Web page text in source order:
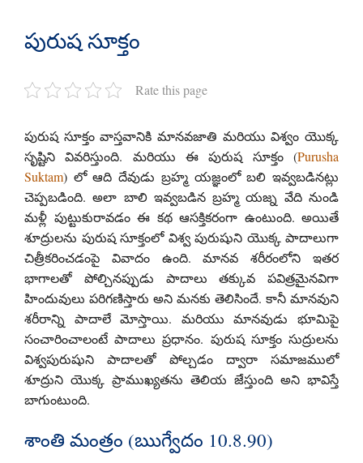
పురుష సూక్తం
Rate this page
పురుష సూక్తం వాస్తవానికి మానవజాతి మరియు విశ్వం యొక్క
సృష్టిని వివరిస్తుంది. మరియు ఈ పురుష సూక్తం (Purusha
Suktam) లో ఆది దేవుడు బ్రహ్మ యజ్ఞంలో బలి ఇవ్వబడినట్లు
చెప్పబడింది. అలా బాలి ఇవ్వబడిన బ్రహ్మ యజ్న వేది నుండి
మళ్లీ పుట్టుకురావడం ఈ కథ ఆసక్తికరంగా ఉంటుంది. అయితే
శూద్రులను పురుష సూక్తంలో విశ్వ పురుషుని యొక్క పాదాలుగా
చిత్రీకరించడంపై వివాదం ఉంది. మానవ శరీరంలోని ఇతర
భాగాలతో పోల్చినప్పుడు పాదాలు తక్కువ పవిత్రమైనవిగా
హిందువులు పరిగణిస్తారు అని మనకు తెలిసిందే. కానీ మానవుని
శరీరాన్ని పాదాలే మోస్తాయి. మరియు మానవుడు భూమిపై
సంచారించాలంటే పాదాలు ప్రధానం. పురుష సూక్తం సుద్రులను
విశ్వపురుషుని పాదాలతో పోల్చడం ద్వారా సమాజములో
శూద్రుని యొక్క ప్రాముఖ్యతను తెలియ జేస్తుంది అని భావిస్తే
బాగుంటుంది.
శాంతి మంత్రం (ఋగ్వేదం 10.8.90)